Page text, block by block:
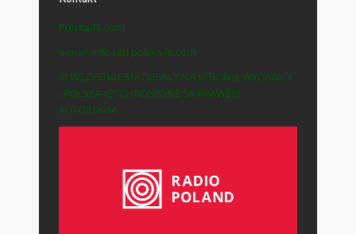
Polska-IE.com
e-mail: info (at) polska-ie.com
© WSZYSTKIE MATERIAŁY NA STRONIE WYDAWCY
„POLSKA-IE” CHRONIONE SĄ PRAWEM
AUTORSKIM.